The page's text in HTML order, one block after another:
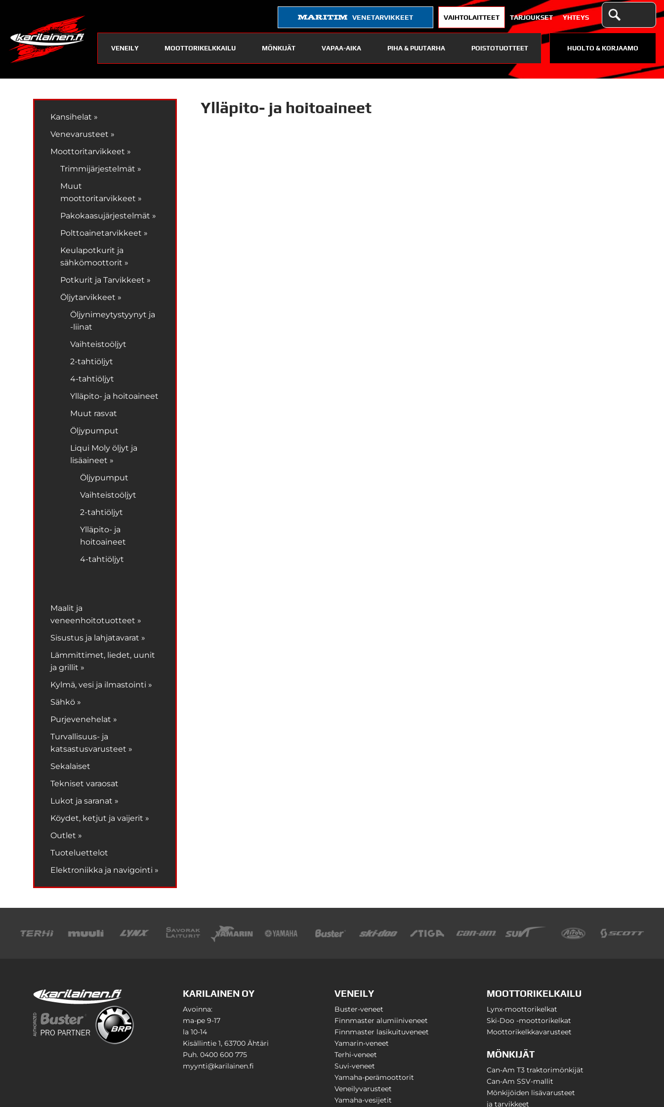
VENETARVIKKEET VAIHTOLAITTEET TARJOUKSET YHTEYS
VENEILY MOOTTORIKELKKAILU MÖNKIJÄT VAPAA-AIKA PIHA & PUUTARHA POISTOTUOTTEET HUOLTO & KORJAAMO
Kansihelat »
Venevarusteet »
Moottoritarvikkeet »
Trimmijärjestelmät »
Muut
moottoritarvikkeet »
Pakokaasujärjestelmät »
Polttoainetarvikkeet »
Keulapotkurit ja
sähkömoottorit »
Potkurit ja Tarvikkeet »
Öljytarvikkeet »
Öljynimeytystyynyt ja
-liinat
Vaihteistoöljyt
2-tahtiöljyt
4-tahtiöljyt
Ylläpito- ja hoitoaineet
Muut rasvat
Öljypumput
Liqui Moly öljyt ja
lisäaineet »
Öljypumput
Vaihteistoöljyt
2-tahtiöljyt
Ylläpito- ja
hoitoaineet
4-tahtiöljyt
Maalit ja
veneenhoitotuotteet »
Sisustus ja lahjatavarat »
Lämmittimet, liedet, uunit
ja grillit »
Kylmä, vesi ja ilmastointi »
Sähkö »
Purjevenehelat »
Turvallisuus- ja
katsastusvarusteet »
Sekalaiset
Tekniset varaosat
Lukot ja saranat »
Köydet, ketjut ja vaijerit »
Outlet »
Tuoteluettelot
Elektroniikka ja navigointi »
Ylläpito- ja hoitoaineet
KARILAINEN OY
Avoinna:
ma-pe 9-17
la 10-14
Kisällintie 1, 63700 Ähtäri
Puh. 0400 600 775
myynti@karilainen.fi
VENEILY
Buster-veneet
Finnmaster alumiiniveneet
Finnmaster lasikuituveneet
Yamarin-veneet
Terhi-veneet
Suvi-veneet
Yamaha-perämoottorit
Veneilyvarusteet
Yamaha-vesijetit
MOOTTORIKELKAILU
Lynx-moottorikelkat
Ski-Doo -moottorikelkat
Moottorikelkkavarusteet
MÖNKIJÄT
Can-Am T3 traktorimönkijät
Can-Am SSV-mallit
Mönkijöiden lisävarusteet
ja tarvikkeet